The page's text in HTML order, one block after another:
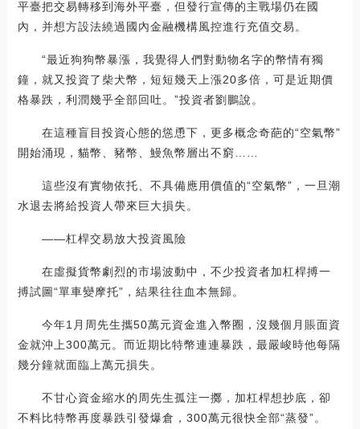
平臺把交易轉移到海外平臺，但發行宣傳的主戰場仍在國
內，并想方設法繞過國內金融機構風控進行充值交易。
“最近狗狗幣暴漲，我覺得人們對動物名字的幣情有獨
鐘，就又投資了柴犬幣，短短幾天上漲20多倍，可是近期價
格暴跌，利潤幾乎全部回吐。”投資者劉鵬說。
在這種盲目投資心態的慫恿下，更多概念奇葩的“空氣幣”
開始涌現，貓幣、豬幣、鰻魚幣層出不窮……
這些沒有實物依托、不具備應用價值的“空氣幣”，一旦潮
水退去將給投資人帶來巨大損失。
——杠桿交易放大投資風險
在虛擬貨幣劇烈的市場波動中，不少投資者加杠桿搏一
搏試圖“單車變摩托”，結果往往血本無歸。
今年1月周先生攜50萬元資金進入幣圈，沒幾個月賬面資
金就沖上300萬元。而近期比特幣連連暴跌，最嚴峻時他每隔
幾分鐘就面臨上萬元損失。
不甘心資金縮水的周先生孤注一擲，加杠桿想抄底，卻
不料比特幣再度暴跌引發爆倉，300萬元很快全部“蒸發”。